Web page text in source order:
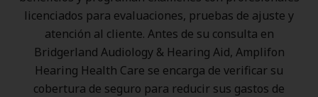
licenciados para evaluaciones, pruebas de ajuste y
atención al cliente. Antes de su consulta en
Bridgerland Audiology & Hearing Aid, Amplifon
Hearing Health Care se encarga de verificar su
cobertura de seguro para reducir sus gastos de